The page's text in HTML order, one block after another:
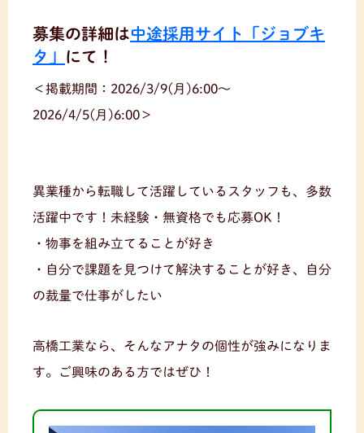
募集の詳細は中途採用サイト「ジョブキ
タ」 にて！
＜掲載期間：2026/3/9(月)6:00〜
2026/4/5(月)6:00＞
異業種から転職して活躍しているスタッフも、多数
活躍中です！未経験・無資格でも応募OK！
・物事を組み立てることが好き
・自分で課題を見つけて解決することが好き、自分
の裁量で仕事がしたい
高橋工業なら、そんなアナタの個性が強みになりま
す。ご興味のある方ではぜひ！